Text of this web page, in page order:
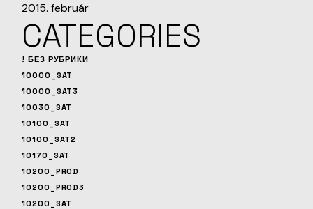
2015. február
CATEGORIES
! БЕЗ РУБРИКИ
10000_SAT
10000_SAT3
10030_SAT
10100_SAT
10100_SAT2
10170_SAT
10200_PROD
10200_PROD3
10200_SAT